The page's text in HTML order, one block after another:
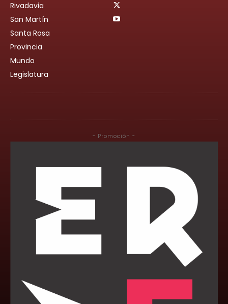
Rivadavia
San Martín
Santa Rosa
Provincia
Mundo
Legislatura
- Promoción -